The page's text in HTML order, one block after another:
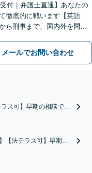
受付｜弁護士直通】あなたの
徹底的に戦います【英語
ら刑事まで、国内外を問わ
資産対応】ソーシャルワー
書士と連携【法テラス・WE
メールでお問い合わせ
ラス可】早期の相談で
あなたの主張を徹底的
【法テラス可】早期の